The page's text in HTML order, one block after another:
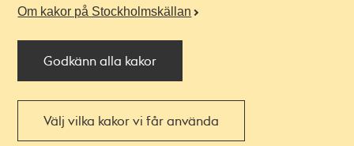
Om kakor på Stockholmskällan
Godkänn alla kakor
Välj vilka kakor vi får använda